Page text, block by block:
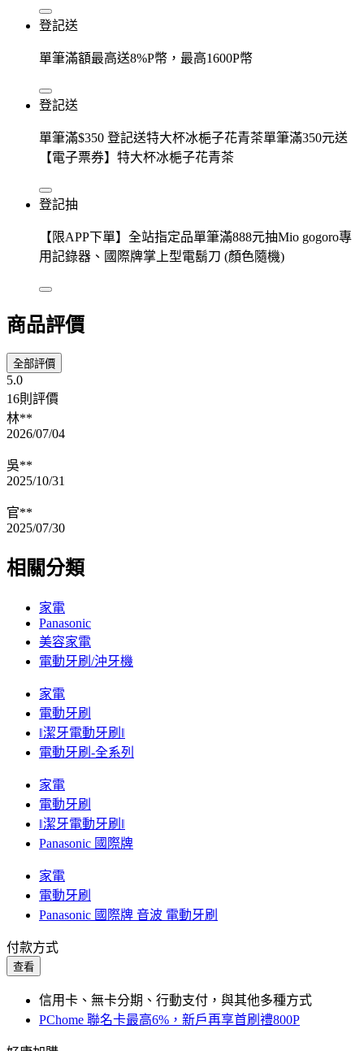
登記送
單筆滿額最高送8%P幣，最高1600P幣
登記送
單筆滿$350 登記送特大杯冰梔子花青茶單筆滿350元送
【電子票券】特大杯冰梔子花青茶
登記抽
【限APP下單】全站指定品單筆滿888元抽Mio gogoro專
用記錄器、國際牌掌上型電鬍刀 (顏色隨機)
商品評價
全部評價
5.0
16則評價
林**
2026/07/04
吳**
2025/10/31
官**
2025/07/30
相關分類
家電
Panasonic
美容家電
電動牙刷/沖牙機
家電
電動牙刷
‖潔牙電動牙刷‖
電動牙刷-全系列
家電
電動牙刷
‖潔牙電動牙刷‖
Panasonic 國際牌
家電
電動牙刷
Panasonic 國際牌 音波 電動牙刷
付款方式
查看
信用卡、無卡分期、行動支付，與其他多種方式
PChome 聯名卡最高6%，新戶再享首刷禮800P